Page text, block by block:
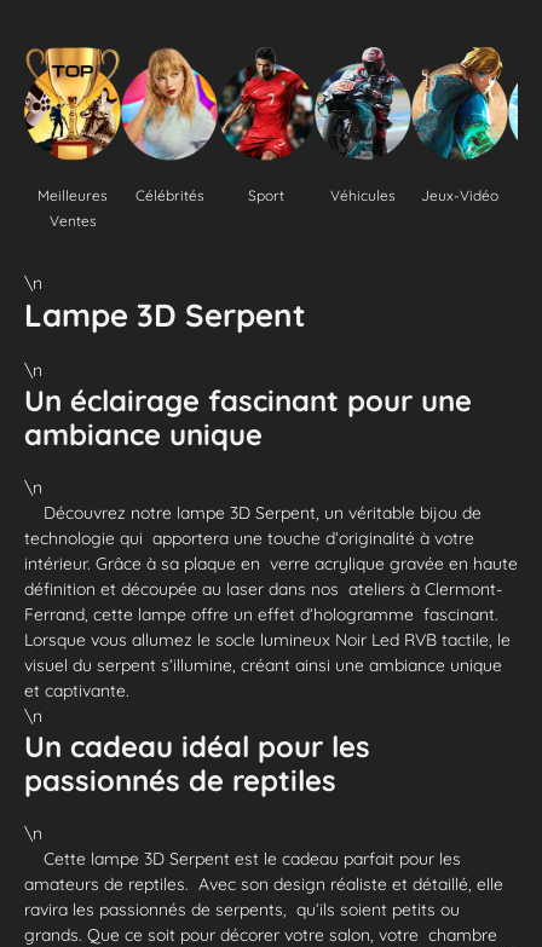
Meilleures
Ventes
Célébrités Sport Véhicules Jeux-Vidéo
\n
Lampe 3D Serpent
\n
Un éclairage fascinant pour une
ambiance unique
\n
Découvrez notre lampe 3D Serpent, un véritable bijou de
technologie qui apportera une touche d’originalité à votre
intérieur. Grâce à sa plaque en verre acrylique gravée en haute
définition et découpée au laser dans nos ateliers à Clermont-
Ferrand, cette lampe offre un effet d’hologramme fascinant.
Lorsque vous allumez le socle lumineux Noir Led RVB tactile, le
visuel du serpent s’illumine, créant ainsi une ambiance unique
et captivante.
\n
Un cadeau idéal pour les
passionnés de reptiles
\n
Cette lampe 3D Serpent est le cadeau parfait pour les
amateurs de reptiles. Avec son design réaliste et détaillé, elle
ravira les passionnés de serpents, qu’ils soient petits ou
grands. Que ce soit pour décorer votre salon, votre chambre